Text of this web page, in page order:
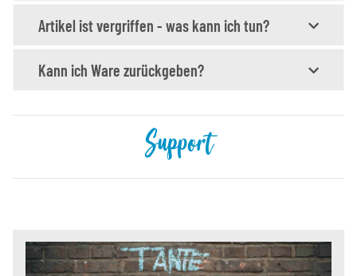
Artikel ist vergriffen - was kann ich tun?
Kann ich Ware zurückgeben?
Support